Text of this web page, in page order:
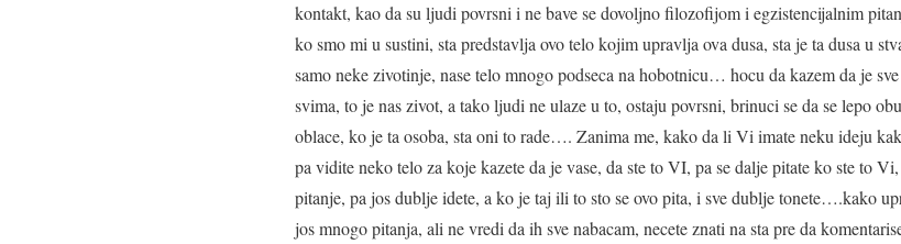
kontakt, kao da su ljudi povrsni i ne bave se dovoljno filozofijom i egzistencijalnim
ko smo mi u sustini, sta predstavlja ovo telo kojim upravlja ova dusa, sta je ta dusa u
samo neke zivotinje, nase telo mnogo podseca na hobotnicu… hocu da kazem da je
svima, to je nas zivot, a tako ljudi ne ulaze u to, ostaju povrsni, brinuci se da se lepo
oblace, ko je ta osoba, sta oni to rade…. Zanima me, kako da li Vi imate neku ideju
pa vidite neko telo za koje kazete da je vase, da ste to VI, pa se dalje pitate ko ste to
pitanje, pa jos dublje idete, a ko je taj ili to sto se ovo pita, i sve dublje tonete….kako
jos mnogo pitanja, ali ne vredi da ih sve nabacam, necete znati na sta pre da